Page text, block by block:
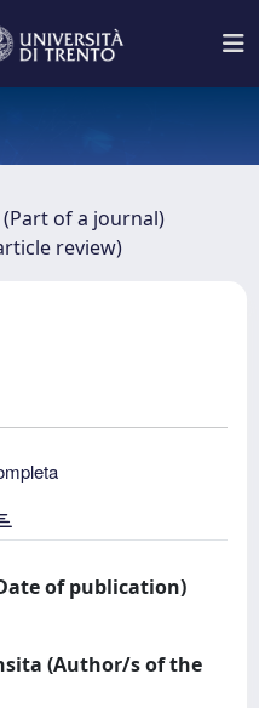
of a journal)
review)
of publication)
(Author/s of the